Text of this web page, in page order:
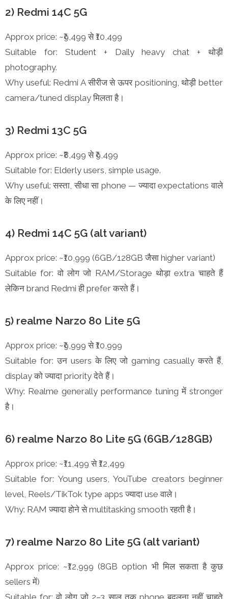
2) Redmi 14C 5G
Approx price: ~₹9,499 से ₹10,499
Suitable for: Student + Daily heavy chat + थोड़ी
photography.
Why useful: Redmi A सीरीज से ऊपर positioning, थोड़ी better
camera/tuned display मिलता है।
3) Redmi 13C 5G
Approx price: ~₹8,499 से ₹9,499
Suitable for: Elderly users, simple usage.
Why useful: सस्ता, सीधा सा phone — ज्यादा expectations वाले
के लिए नहीं।
4) Redmi 14C 5G (alt variant)
Approx price: ~₹10,999 (6GB/128GB जैसा higher variant)
Suitable for: वो लोग जो RAM/Storage थोड़ा extra चाहते हैं
लेकिन brand Redmi ही prefer करते हैं।
5) realme Narzo 80 Lite 5G
Approx price: ~₹9,999 से ₹10,999
Suitable for: उन users के लिए जो gaming casually करते हैं,
display को ज्यादा priority देते हैं।
Why: Realme generally performance tuning में stronger
है।
6) realme Narzo 80 Lite 5G (6GB/128GB)
Approx price: ~₹11,499 से ₹12,499
Suitable for: Young users, YouTube creators beginner
level, Reels/TikTok type apps ज्यादा use वाले।
Why: RAM ज्यादा होने से multitasking smooth रहती है।
7) realme Narzo 80 Lite 5G (alt variant)
Approx price: ~₹12,999 (8GB option भी मिल सकता है कुछ
sellers में)
Suitable for: वो लोग जो 2–3 साल तक phone बदलना नहीं चाहते